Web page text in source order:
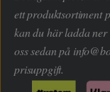
ett produktsortiment
kan du här ladda
oss sedan på
prisuppgift.